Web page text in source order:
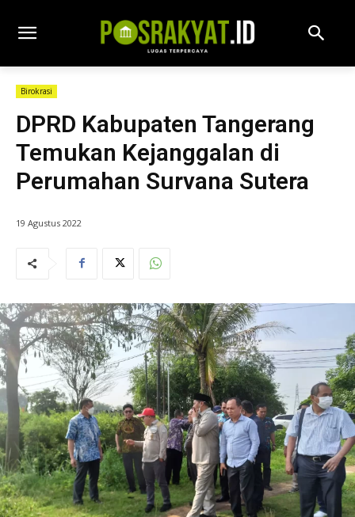
Birokrasi
DPRD Kabupaten Tangerang
Temukan Kejanggalan di
Perumahan Survana Sutera
19 Agustus 2022